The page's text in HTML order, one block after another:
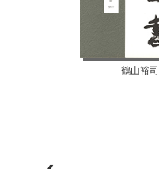
鶴山裕